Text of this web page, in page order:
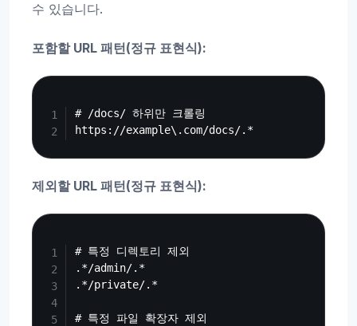
수 있습니다.
포함할 URL 패턴(정규 표현식):
# /docs/ 하위만 크롤링
제외할 URL 패턴(정규 표현식):
# 특정 디렉토리 제외
.*/admin/.*
.*/private/.*
# 특정 파일 확장자 제외